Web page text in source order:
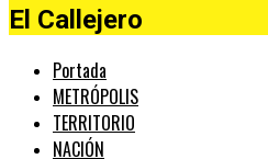
El Callejero
Portada
METRÓPOLIS
TERRITORIO
NACIÓN